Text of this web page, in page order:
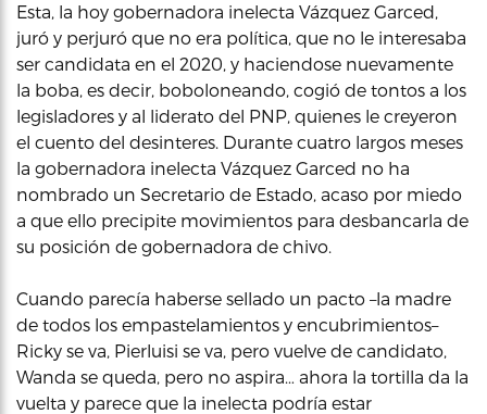
Esta, la hoy gobernadora inelecta Vázquez Garced,
juró y perjuró que no era política, que no le interesaba
ser candidata en el 2020, y haciendose nuevamente
la boba, es decir, boboloneando, cogió de tontos a los
legisladores y al liderato del PNP, quienes le creyeron
el cuento del desinteres. Durante cuatro largos meses
la gobernadora inelecta Vázquez Garced no ha
nombrado un Secretario de Estado, acaso por miedo
a que ello precipite movimientos para desbancarla de
su posición de gobernadora de chivo.
Cuando parecía haberse sellado un pacto –la madre
de todos los empastelamientos y encubrimientos–
Ricky se va, Pierluisi se va, pero vuelve de candidato,
Wanda se queda, pero no aspira… ahora la tortilla da la
vuelta y parece que la inelecta podría estar